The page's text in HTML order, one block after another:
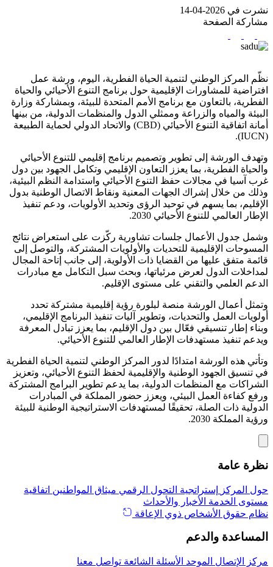
نشرت في 2026-04-14
مشاركة الصفحة
نظّم المركز الوطني لتنمية الحياة الفطرية، اليوم، ورشة عمل
افتراضية للمشاورات الإقليمية حول برنامج التنوع الأحيائي والحياة
الفطرية، بالتعاون مع برنامج الأمم المتحدة للبيئة، وبمشاركة وزارة
البيئة والمياه والزراعة وممثلي الدول والمنظمات الدولية، من بينها
أمانة اتفاقية التنوع الأحيائي (CBD) والاتحاد الدولي لحماية الطبيعة
(IUCN).
وتهدف الورشة إلى تطوير وتصميم برنامج إقليمي للتنوع الأحيائي
والحياة الفطرية، بما يعزز التعاون الإقليمي وتكامل الجهود بين دول
غرب آسيا في مجالات حفظ التنوع الأحيائي واستدامة النظم البيئية،
وذلك من خلال إشراك الجهات المعنية ونقاط الاتصال الوطنية بدول
الإقليم، بما يسهم في توحيد الرؤى وتحديد الأولويات، ودعم تنفيذ
الإطار العالمي للتنوع الأحيائي 2030.
وشمل جدول الأعمال جلسات تشاورية ركّزت على استعراض نتائج
المسوحات الإقليمية للتحديات والأولويات المشتركة، والتوصل إلى
قائمة متفق عليها من القضايا ذات الأولوية، إلى جانب إتاحة المجال
لمداخلات الدول لعرض مرئياتها، وبحث سبل التكامل مع مبادرات
الدعم العلمي والتقني على مستوى الإقليم.
وتمثل أعمال الورشة منصة لبلورة رؤية إقليمية مشتركة تحدد
أولويات العمل والتحديات، وتطوير آليات تنفيذ البرنامج الإقليمي،
وبناء إطار تنسيقي فعّال بين دول الإقليم، بما يعزز تبادل المعرفة
ويدعم تنفيذ مستهدفات الإطار العالمي للتنوع الأحيائي.
وتأتي هذه الورشة امتدادًا لدور المركز الوطني لتنمية الحياة الفطرية
في تنسيق الجهود الوطنية والإقليمية لحفظ التنوع الأحيائي، وتعزيز
الشراكات مع المنظمات الدولية، بما يدعم تطوير البرامج المشتركة
ورفع كفاءة العمل البيئي، ويعزز حضور المملكة في المبادرات
الدولية ذات الصلة، تحقيقًا لمستهدفات الاستراتيجية الوطنية للبيئة
ورؤية المملكة 2030.
نظرة عامة
حول المركز إستراتجية التحول الرقمي ميثاق المواطنين اتفاقية
مستوى الخدمة الأخبار والأحداث
نظام حقوق الأشخاص ذوي الإعاقة
المساعدة والدعم
مركز الإتصال الموحد الأسئلة الشائعة تواصل معنا